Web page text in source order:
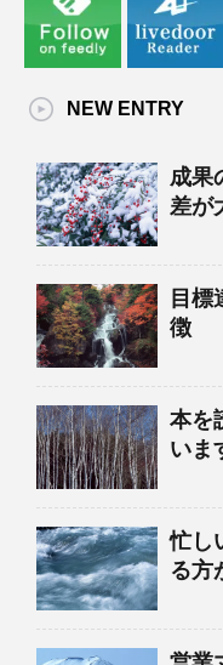
NEW ENTRY
成果
差が
目標
徴
本を
いま
忙し
る方